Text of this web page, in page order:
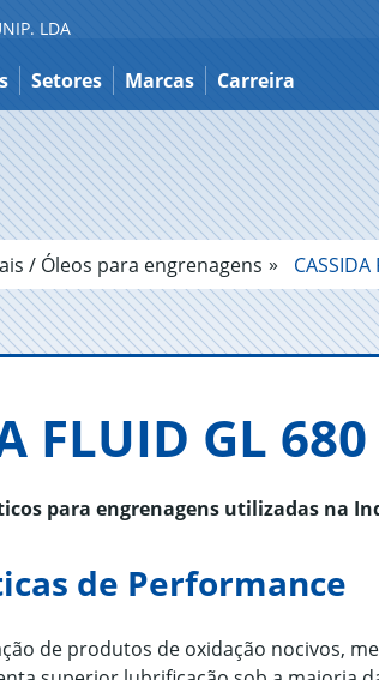
LDA
Setores Marcas Carreira
/ Óleos para engrenagens
FLUID GL 680
para engrenagens utilizadas na
de Performance
de produtos de oxidação nocivos,